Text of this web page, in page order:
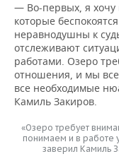
— Во-первых, я хочу
которые
неравнодушны к
отслеживают
работами. Озеро
отношения, и мы
все необходимые
Камиль Закиров.
«Озеро требует
понимаем и в работе
заверил Камиль